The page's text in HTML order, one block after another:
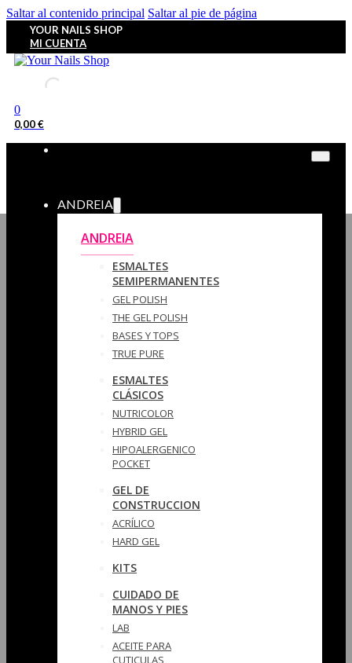
Saltar al contenido principal Saltar al pie de página
YOUR NAILS SHOP
MI CUENTA
0
0,00€
ANDREIA
ANDREIA
ESMALTES
SEMIPERMANENTES
GEL POLISH
THE GEL POLISH
BASES Y‎ TOPS
TRUE PURE
ESMALTES
CLÁSICOS
NUTRICOLOR
HYBRID GEL
HIPOALERGENICO
POCKET
GEL DE
CONSTRUCCION
ACRÍLICO
HARD GEL
KITS
CUIDADO DE
MANOS Y PIES
LAB
ACEITE PARA
CUTICULAS